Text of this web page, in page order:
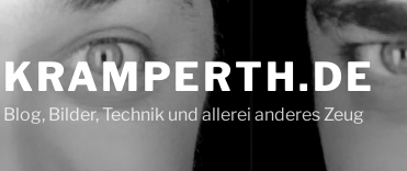
KRAMPERTH.DE
Blog, Bilder, Technik und allerei anderes Zeug